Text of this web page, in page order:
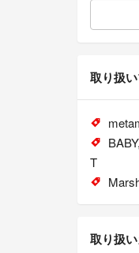
取り扱
T
取り扱